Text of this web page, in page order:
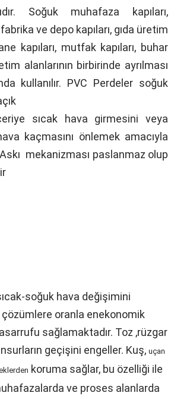
Soğuk muhafaza kapıları,
ve depo kapıları, gıda üretim
kapıları, mutfak kapıları, buhar
alanlarının birbirinde ayrılması
kullanılır. PVC Perdeler soğuk
sıcak hava girmesini veya
kaçmasını önlemek amacıyla
Askı mekanizması paslanmaz olup
soğuk hava değişimini
oranla enekonomik
sağlamaktadır. Toz ,rüzgar
geçişini engeller. Kuş, uçan
koruma sağlar, bu özelliği ile
ve proses alanlarda